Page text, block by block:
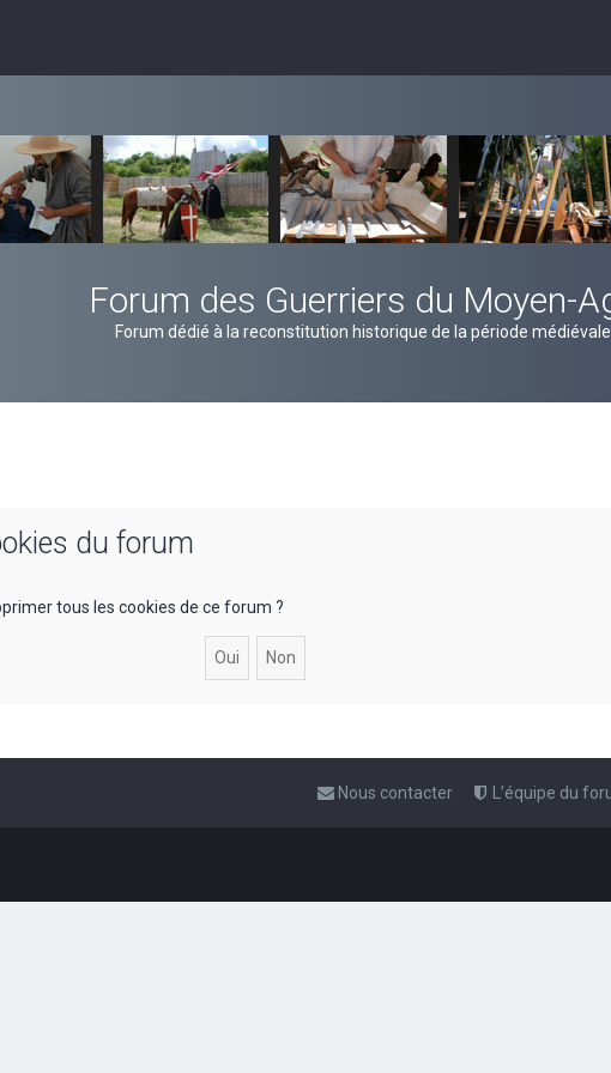
Forum des Guerriers du Moyen-
Forum dédié à la reconstitution historique de la période médiévale
du forum
tous les cookies de ce forum ?
L’équipe du
Nous contacter